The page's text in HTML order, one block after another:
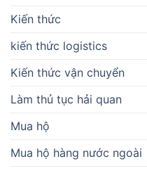
Kiến thức
kiến thức logistics
Kiến thức vận chuyển
Làm thủ tục hải quan
Mua hộ
Mua hộ hàng nước ngoài